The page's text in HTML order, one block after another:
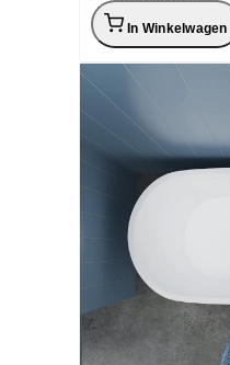
In Winkelwagen